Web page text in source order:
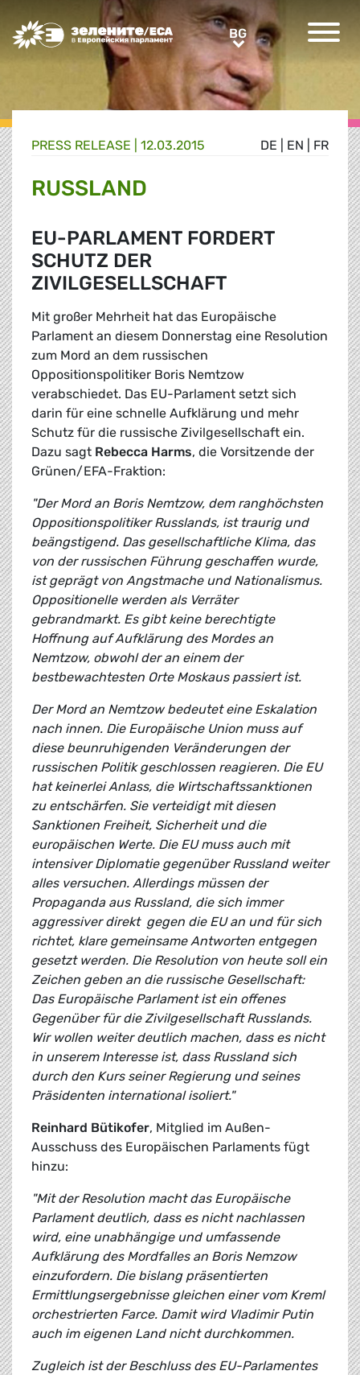
Greens/EFA Home BGBG
DE EN FR
PRESS RELEASE | 12.03.2015
RUSSLAND
EU-PARLAMENT FORDERT
SCHUTZ DER
ZIVILGESELLSCHAFT
Mit großer Mehrheit hat das Europäische
Parlament an diesem Donnerstag eine Resolution
zum Mord an dem russischen
Oppositionspolitiker Boris Nemtzow
verabschiedet. Das EU-Parlament setzt sich
darin für eine schnelle Aufklärung und mehr
Schutz für die russische Zivilgesellschaft ein.
Dazu sagt Rebecca Harms, die Vorsitzende der
Grünen/EFA-Fraktion:
"Der Mord an Boris Nemtzow, dem ranghöchsten
Oppositionspolitiker Russlands, ist traurig und
beängstigend. Das gesellschaftliche Klima, das
von der russischen Führung geschaffen wurde,
ist geprägt von Angstmache und Nationalismus.
Oppositionelle werden als Verräter
gebrandmarkt. Es gibt keine berechtigte
Hoffnung auf Aufklärung des Mordes an
Nemtzow, obwohl der an einem der
bestbewachtesten Orte Moskaus passiert ist.
Der Mord an Nemtzow bedeutet eine Eskalation
nach innen. Die Europäische Union muss auf
diese beunruhigenden Veränderungen der
russischen Politik geschlossen reagieren. Die EU
hat keinerlei Anlass, die Wirtschaftssanktionen
zu entschärfen. Sie verteidigt mit diesen
Sanktionen Freiheit, Sicherheit und die
europäischen Werte. Die EU muss auch mit
intensiver Diplomatie gegenüber Russland weiter
alles versuchen. Allerdings müssen der
Propaganda aus Russland, die sich immer
aggressiver direkt gegen die EU an und für sich
richtet, klare gemeinsame Antworten entgegen
gesetzt werden. Die Resolution von heute soll ein
Zeichen geben an die russische Gesellschaft:
Das Europäische Parlament ist ein offenes
Gegenüber für die Zivilgesellschaft Russlands.
Wir wollen weiter deutlich machen, dass es nicht
in unserem Interesse ist, dass Russland sich
durch den Kurs seiner Regierung und seines
Präsidenten international isoliert."
Reinhard Bütikofer, Mitglied im Außen-
Ausschuss des Europäischen Parlaments fügt
hinzu:
"Mit der Resolution macht das Europäische
Parlament deutlich, dass es nicht nachlassen
wird, eine unabhängige und umfassende
Aufklärung des Mordfalles an Boris Nemzow
einzufordern. Die bislang präsentierten
Ermittlungsergebnisse gleichen einer vom Kreml
orchestrierten Farce. Damit wird Vladimir Putin
auch im eigenen Land nicht durchkommen.
Zugleich ist der Beschluss des EU-Parlamentes